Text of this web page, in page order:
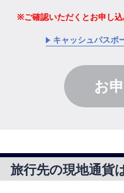
ご確認いただくとお申し
キャッシュパスポ
お
旅行先の現地通貨